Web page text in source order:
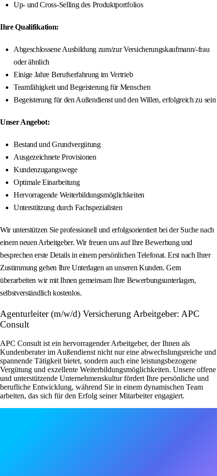
Up- und Cross-Selling des Produktportfolios
Ihre Qualifikation:
Abgeschlossene Ausbildung zum/zur Versicherungskaufmann/-frau
oder ähnlich
Einige Jahre Berufserfahrung im Vertrieb
Teamfähigkeit und Begeisterung für Menschen
Begeisterung für den Außendienst und den Willen, erfolgreich zu sein
Unser Angebot:
Bestand und Grundvergütung
Ausgezeichnete Provisionen
Kundenzugangswege
Optimale Einarbeitung
Hervorragende Weiterbildungsmöglichkeiten
Unterstützung durch Fachspezialisten
Wir unterstützen Sie professionell und erfolgsorientiert bei der Suche nach
einem neuen Arbeitgeber. Wir freuen uns auf Ihre Bewerbung und
besprechen erste Details in einem persönlichen Telefonat. Erst nach Ihrer
Zustimmung gehen Ihre Unterlagen an unseren Kunden. Gern
überarbeiten wir mit Ihnen gemeinsam Ihre Bewerbungsunterlagen,
selbstverständlich kostenlos.
Agenturleiter (m/w/d) Versicherung Arbeitgeber: APC
Consult
APC Consult ist ein hervorragender Arbeitgeber, der Ihnen als
Kundenberater im Außendienst nicht nur eine abwechslungsreiche und
spannende Tätigkeit bietet, sondern auch eine leistungsbezogene
Vergütung und exzellente Weiterbildungsmöglichkeiten. Unsere offene
und unterstützende Unternehmenskultur fördert Ihre persönliche und
berufliche Entwicklung, während Sie in einem dynamischen Team
arbeiten, das sich für den Erfolg seiner Mitarbeiter engagiert.